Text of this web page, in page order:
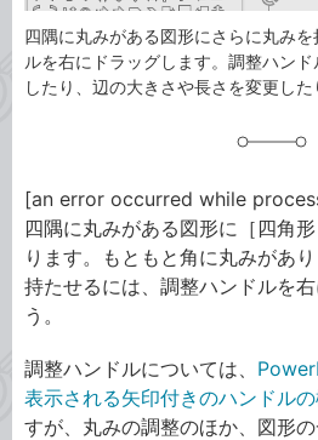
四隅に丸みがある図形にさらに丸み
ルを右にドラッグします。調整ハン
したり、辺の大きさや長さを変更した
[an error occurred while
四隅に丸みがある図形に［四角
ります。もともと角に丸みがあ
持たせるには、調整ハンドルを
う。
調整ハンドルについては、
表示される矢印付きのハンドル
すが、丸みの調整のほか、図形